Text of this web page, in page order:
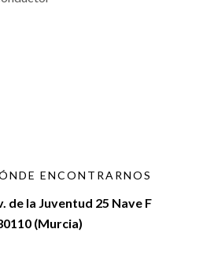
ENCONTRARNOS
de la Juventud 25 Nave F
(Murcia)